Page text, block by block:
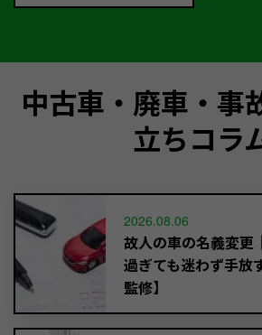
中古車・廃車・事
立ちコラ
2026.08.06
故人の車の名義変更
過ぎても迷わず手放
監修】